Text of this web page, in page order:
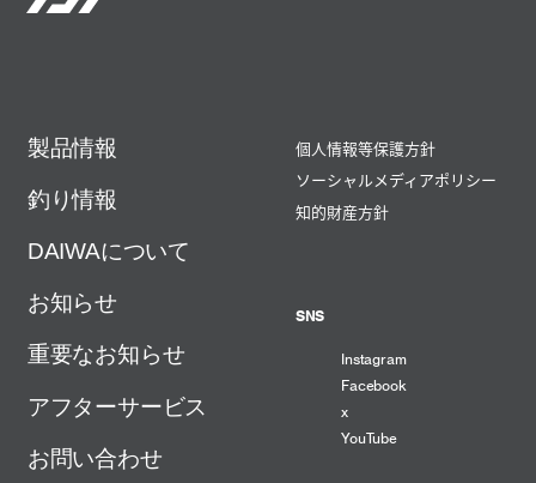
製品情報
釣り情報
DAIWAについて
お知らせ
重要なお知らせ
アフターサービス
お問い合わせ
個人情報等保護方針
ソーシャルメディアポリシー
知的財産方針
SNS
Instagram
Facebook
x
YouTube